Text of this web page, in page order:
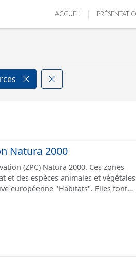
ACCUEIL
Natura 2000
(ZPC) Natura 2000. Ces zones
et des espèces animales et végétales
européenne "Habitats". Elles font